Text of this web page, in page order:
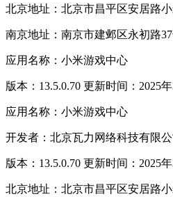
北京地址：北京市昌平区安居路
南京地址：南京市建邺区永初路
应用名称：小米游戏中心
版本：13.5.0.70 更新时间：2025年
应用名称：小米游戏中心
开发者：北京瓦力网络科技有限公
版本：13.5.0.70 更新时间：2025年
北京地址：北京市昌平区安居路